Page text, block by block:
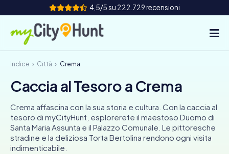
4,5/5 su 222.729 recensioni
Come funziona
Città
Tour
Team Building
Indice Città Crema
Caccia al Tesoro a Crema
Crema affascina con la sua storia e cultura. Con la caccia al
tesoro di myCityHunt, esplorerete il maestoso Duomo di
Santa Maria Assunta e il Palazzo Comunale. Le pittoresche
stradine e la deliziosa Torta Bertolina rendono ogni visita
indimenticabile.